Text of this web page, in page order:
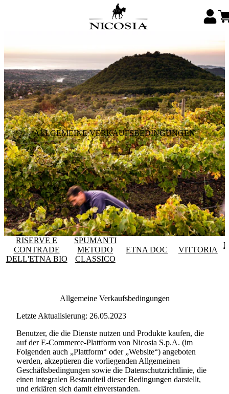
ALLGEMEINE VERKAUFSBEDINGUNGEN
RISERVE E
CONTRADE
DELL'ETNA BIO
SPUMANTI
METODO
CLASSICO
ETNA DOC VITTORIA
Allgemeine Verkaufsbedingungen
Letzte Aktualisierung: 26.05.2023
Benutzer, die die Dienste nutzen und Produkte kaufen, die
auf der E-Commerce-Plattform von Nicosia S.p.A. (im
Folgenden auch „Plattform“ oder „Website“) angeboten
werden, akzeptieren die vorliegenden Allgemeinen
Geschäftsbedingungen sowie die Datenschutzrichtlinie, die
einen integralen Bestandteil dieser Bedingungen darstellt,
und erklären sich damit einverstanden.